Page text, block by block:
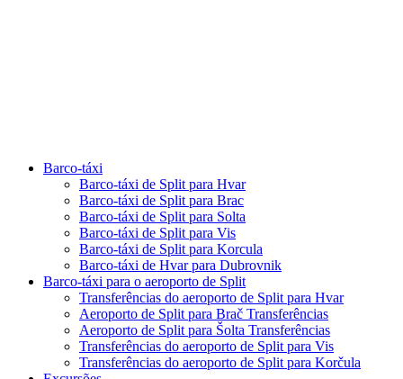
Barco-táxi
Barco-táxi de Split para Hvar
Barco-táxi de Split para Brac
Barco-táxi de Split para Solta
Barco-táxi de Split para Vis
Barco-táxi de Split para Korcula
Barco-táxi de Hvar para Dubrovnik
Barco-táxi para o aeroporto de Split
Transferências do aeroporto de Split para Hvar
Aeroporto de Split para Brač Transferências
Aeroporto de Split para Šolta Transferências
Transferências do aeroporto de Split para Vis
Transferências do aeroporto de Split para Korčula